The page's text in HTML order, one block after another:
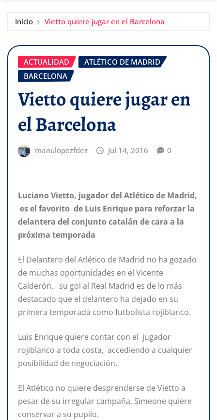
Inicio Vietto quiere jugar en el Barcelona
ACTUALIDAD
ATLÉTICO DE MADRID
BARCELONA
Vietto quiere jugar en
el Barcelona
manulopezfdez Jul 14, 2016 0
Luciano Vietto, jugador del Atlético de Madrid,
es el favorito de Luis Enrique para reforzar la
delantera del conjunto catalán de cara a la
próxima temporada
El Delantero del Atlético de Madrid no ha gozado
de muchas oportunidades en el Vicente
Calderón, su gol al Real Madrid es de lo más
destacado que el delantero ha dejado en su
primera temporada como futbolista rojiblanco.
Luis Enrique quiere contar con el jugador
rojiblanco a toda costa, accediendo a cualquier
posibilidad de negociación.
El Atlético no quiere desprenderse de Vietto a
pesar de su irregular campaña, Simeone quiere
conservar a su pupilo.